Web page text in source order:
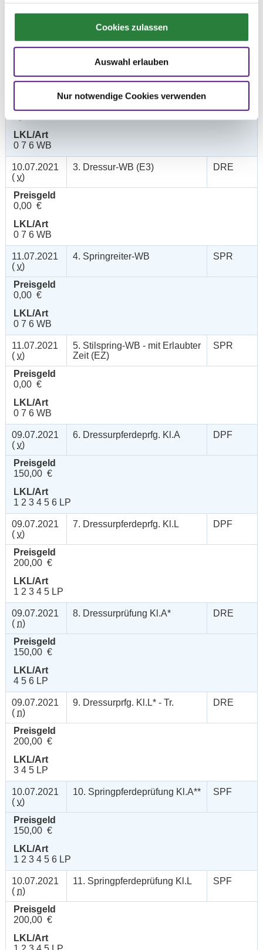
Cookies zulassen
Auswahl erlauben
Nur notwendige Cookies verwenden
Preisgeld
LKL/Art
10.07.2021
2. Reiter-WB Schritt - Trab -
SOS
LKL/Art
0 7 6 WB
10.07.2021
( v)
3. Dressur-WB (E3) DRE
Preisgeld
0,00 €
LKL/Art
0 7 6 WB
11.07.2021
( v)
4. Springreiter-WB SPR
Preisgeld
0,00 €
LKL/Art
0 7 6 WB
11.07.2021
( v)
5. Stilspring-WB - mit Erlaubter
Zeit (EZ)
SPR
Preisgeld
0,00 €
LKL/Art
0 7 6 WB
09.07.2021
( v)
6. Dressurpferdeprfg. Kl.A DPF
Preisgeld
150,00 €
LKL/Art
1 2 3 4 5 6 LP
09.07.2021
( v)
7. Dressurpferdeprfg. Kl.L DPF
Preisgeld
200,00 €
LKL/Art
1 2 3 4 5 LP
09.07.2021
( n)
8. Dressurprüfung Kl.A* DRE
Preisgeld
150,00 €
LKL/Art
4 5 6 LP
09.07.2021
( n)
9. Dressurprfg. Kl.L* - Tr. DRE
Preisgeld
200,00 €
LKL/Art
3 4 5 LP
10.07.2021
( v)
10. Springpferdeprüfung Kl.A** SPF
Preisgeld
150,00 €
LKL/Art
1 2 3 4 5 6 LP
10.07.2021
( n)
11. Springpferdeprüfung Kl.L SPF
Preisgeld
200,00 €
LKL/Art